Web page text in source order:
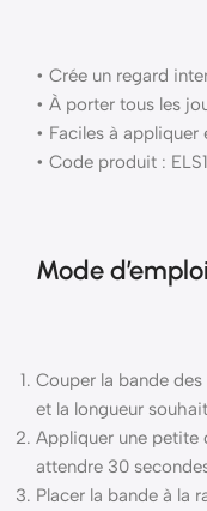
• Crée un regard
• À porter tous les
• Faciles à appliquer
• Code produit :
Mode d’emploi
Couper la bande
et la longueur
Appliquer une petite
attendre 30
Placer la bande à la